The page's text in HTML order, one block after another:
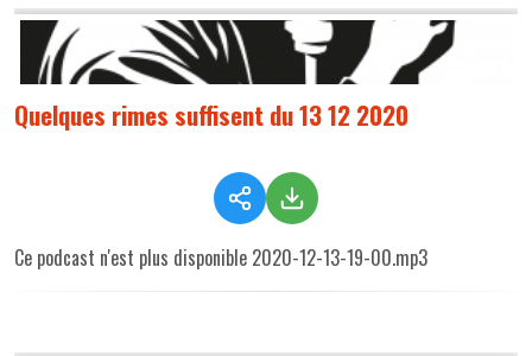
Quelques rimes suffisent du 13 12 2020
Ce podcast n'est plus disponible 2020-12-13-19-00.mp3